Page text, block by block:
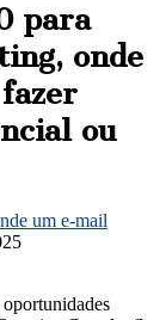
para
onde
ou
um e-mail